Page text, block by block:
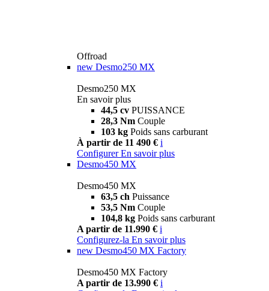
Offroad
new Desmo250 MX
Desmo250 MX
En savoir plus
44,5 cv PUISSANCE
28,3 Nm Couple
103 kg Poids sans carburant
À partir de 11 490 € i
Configurer En savoir plus
Desmo450 MX
Desmo450 MX
63,5 ch Puissance
53,5 Nm Couple
104,8 kg Poids sans carburant
A partir de 11.990 € i
Configurez-la En savoir plus
new Desmo450 MX Factory
Desmo450 MX Factory
A partir de 13.990 € i